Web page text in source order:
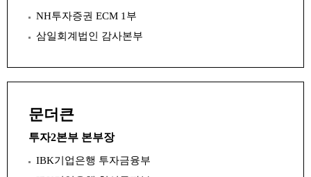
NH투자증권 ECM 1부
삼일회계법인 감사본부
문더큰
투자2본부 본부장
IBK기업은행 투자금융부